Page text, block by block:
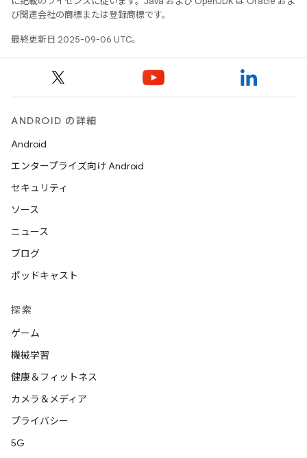
び関連会社の商標または登録商標です。
最終更新日 2025-09-06 UTC。
ANDROID の詳細
Android
エンタープライズ向け Android
セキュリティ
ソース
ニュース
ブログ
ポッドキャスト
探索
ゲーム
機械学習
健康＆フィットネス
カメラ＆メディア
プライバシー
5G